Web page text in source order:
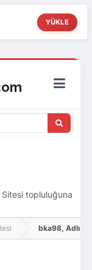
YÜKLE
topluluğuna
istersen kayıtbka98, Adlı